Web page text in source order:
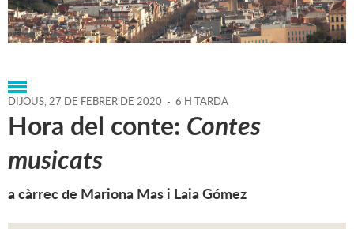
Portada > Agenda > 27-02-
2020 > Marcs > Culturals > 2020 > Activitats literàries
DIJOUS,27 DE FEBRER DE 2020 - 6 H TARDA
Hora del conte: Contes
musicats
a càrrec de Mariona Mas i Laia Gómez